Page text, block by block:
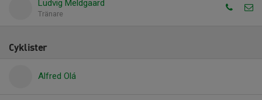
Ludvig Meldgaard
Tränare
Cyklister
Alfred Olá